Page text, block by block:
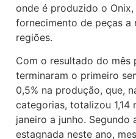
onde é produzido o
fornecimento de peças a
regiões.
Com o resultado do mês
terminaram o primeiro
0,5% na produção, que,
categorias, totalizou 1,14
janeiro a junho. Segundo
estagnada neste ano,